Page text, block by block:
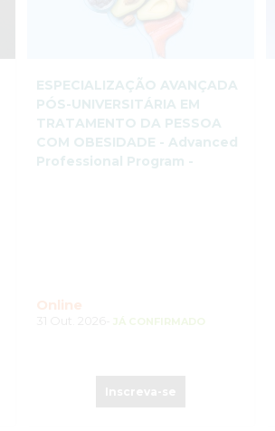
ESPECIALIZAÇÃO AVANÇADA
PÓS-UNIVERSITÁRIA EM
TRATAMENTO DA PESSOA
COM OBESIDADE - Advanced
Professional Program -
Online
31 Out. 2026-JÁ CONFIRMADO